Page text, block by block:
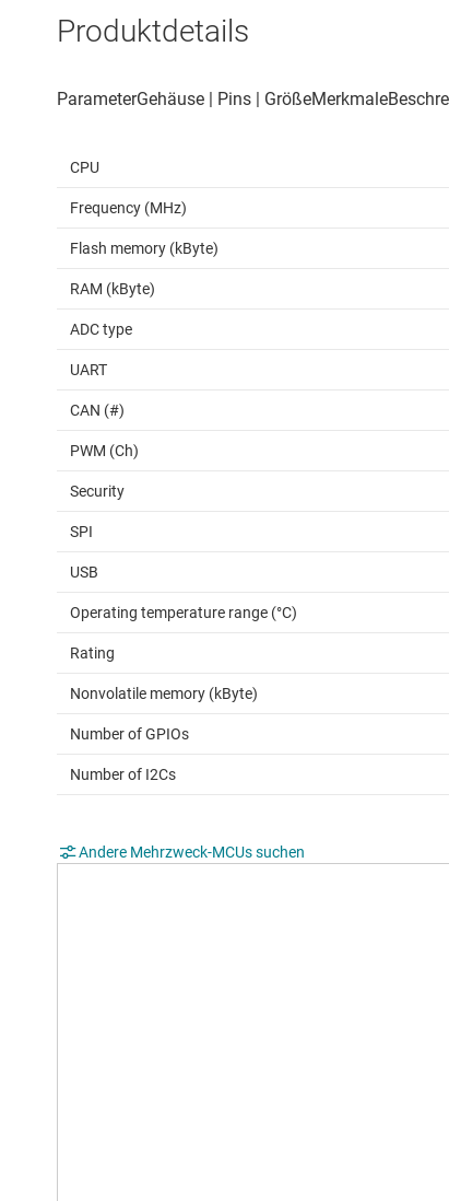
Produktdetails
CPU
Frequency (MHz)
Flash memory (kByte)
RAM (kByte)
ADC type
UART
CAN (#)
PWM (Ch)
Security
SPI
USB
Operating temperature range (°C)
Rating
Nonvolatile memory (kByte)
Number of GPIOs
Number of I2Cs
Andere Mehrzweck-MCUs suchen